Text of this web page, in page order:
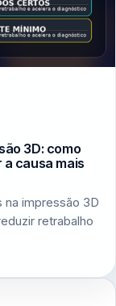
3D: como
causa mais
na impressão 3D
retrabalho